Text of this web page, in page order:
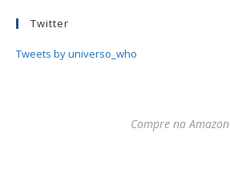
Twitter
Tweets by universo_who
Compre na Amazon